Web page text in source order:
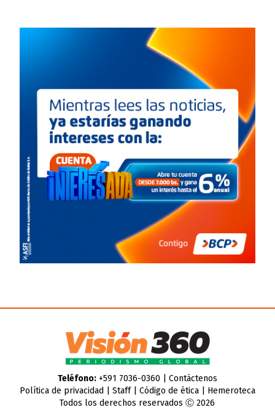
Teléfono:+591 7036-0360 | Contáctenos
Política de privacidad
Staff| Código de ética| Hemeroteca
Todos los derechos reservados Ⓒ 2026